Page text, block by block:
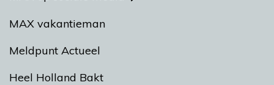
MAX vakantieman
Meldpunt Actueel
Heel Holland Bakt